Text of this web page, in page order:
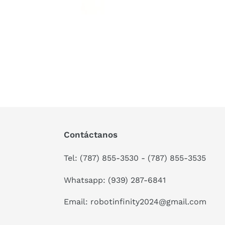
Contáctanos
Tel: (787) 855-3530 - (787) 855-3535
Whatsapp: (939) 287-6841
Email: robotinfinity2024@gmail.com